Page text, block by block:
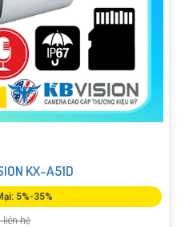
KX-A51D
5%-35%
liên hệ